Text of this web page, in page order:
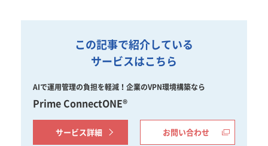
この記事で紹介している
サービスはこちら
AIで運用管理の負担を軽減！企業のVPN環境構築なら
Prime ConnectONE®
サービス詳細 お問い合わせ